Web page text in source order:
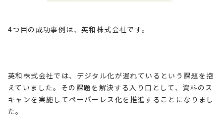
4つ目の成功事例は、英和株式会社です。
英和株式会社では、デジタル化が遅れているという課題を抱
えていました。その課題を解決する入り口として、資料のス
キャンを実施してペーパーレス化を推進することになりまし
た。